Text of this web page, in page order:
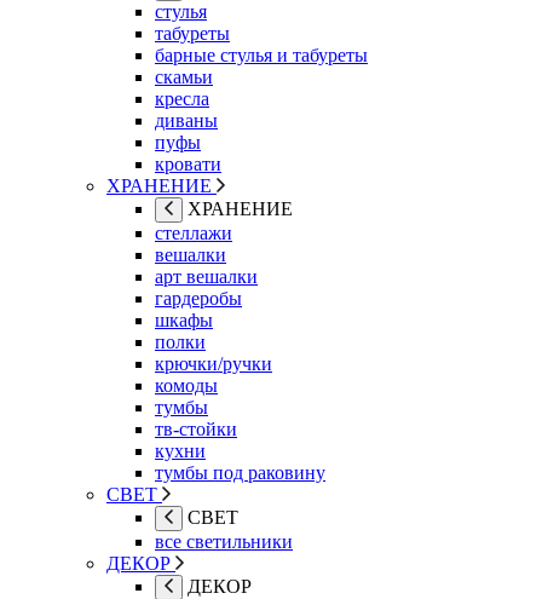
стулья
табуреты
барные стулья и табуреты
скамьи
кресла
диваны
пуфы
кровати
ХРАНЕНИЕ
ХРАНЕНИЕ
стеллажи
вешалки
арт вешалки
гардеробы
шкафы
полки
крючки/ручки
комоды
тумбы
тв-стойки
кухни
тумбы под раковину
СВЕТ
СВЕТ
все светильники
ДЕКОР
ДЕКОР